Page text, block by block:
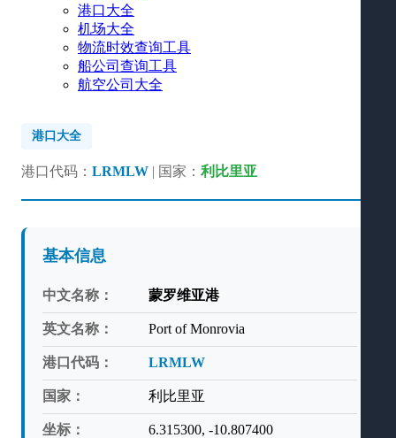
港口大全
机场大全
物流时效查询工具
船公司查询工具
航空公司大全
港口大全
港口代码： LRMLW | 国家： 利比里亚
基本信息
中文名称： 蒙罗维亚港
英文名称： Port of Monrovia
港口代码： LRMLW
国家： 利比里亚
坐标： 6.315300, -10.807400